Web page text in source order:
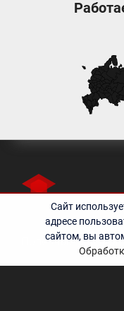
Полезные ссылки
Сайт
адресе
сайтом, вы